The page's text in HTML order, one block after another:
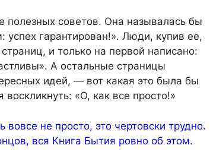
советов. Она называлась бы
гарантирован!». Люди, купив ее,
и только на первой написано:
А остальные страницы
идей, — вот какая это была бы
«О, как все просто!»
не просто, это чертовски трудно.
вся Книга Бытия ровно об этом.